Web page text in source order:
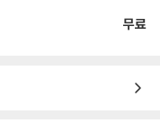
무료